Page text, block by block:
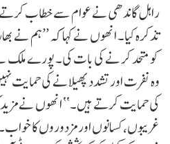
راہل گاندھی نے عوام سے خطاب کرتے
تذکرہ کیا۔ انھوں نے کہا کہ ’’ہم نے
کو متحد کرنے کی بات کی۔ پورے ملک نے
وہ نفرت اور تشدد پھیلانے کی حمایت
کی حمایت کرتے ہیں۔‘‘ انھوں نے مزید